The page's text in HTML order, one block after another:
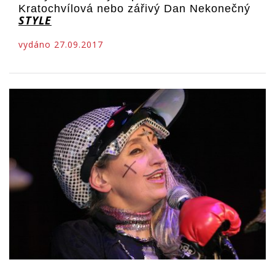
Kratochvílová nebo zářivý Dan Nekonečný
STYLE
vydáno 27.09.2017